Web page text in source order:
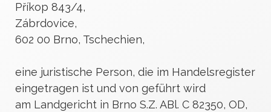
Příkop 843/4,
Zábrdovice,
602 00 Brno, Tschechien,
eine juristische Person, die im Handelsregister
eingetragen ist und von geführt wird
am Landgericht in Brno S.Z. ABl. C 82350, OD,